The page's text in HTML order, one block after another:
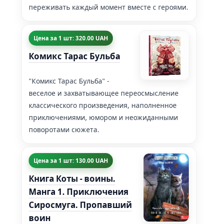
переживать каждый момент вместе с героями.
Цена за 1 шт: 320.00 UAH
Комикс Тарас Бульба
"Комикс Тарас Бульба" -
веселое и захватывающее переосмысление
классического произведения, наполненное
приключениями, юмором и неожиданными
поворотами сюжета.
Цена за 1 шт: 130.00 UAH
Книга Коты - воины.
Манга 1. Приключения
Сиросмуга. Пропавший
воин